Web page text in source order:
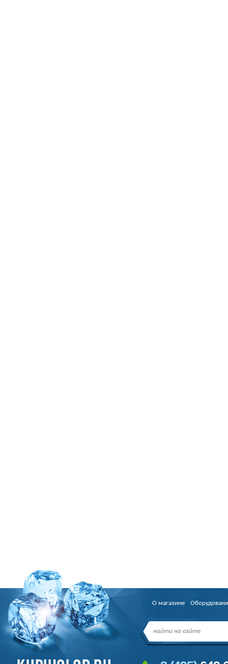
О магазине